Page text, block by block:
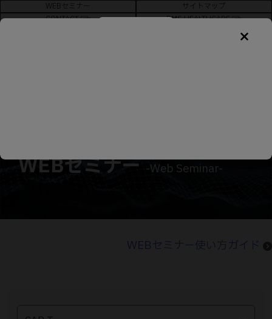
WEBセミナー
サイトマップ
CONTACT
BMS HEALTHCARE
WEBセミナー-Web Seminar-
WEBセミナー使い方ガイド